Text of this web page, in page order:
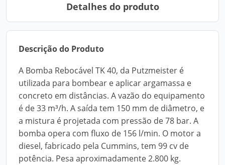
Detalhes do produto
Descrição do Produto
A Bomba Rebocável TK 40, da Putzmeister é
utilizada para bombear e aplicar argamassa e
concreto em distâncias. A vazão do equipamento
é de 33 m³/h. A saída tem 150 mm de diâmetro, e
a mistura é projetada com pressão de 78 bar. A
bomba opera com fluxo de 156 l/min. O motor a
diesel, fabricado pela Cummins, tem 99 cv de
potência. Pesa aproximadamente 2.800 kg.